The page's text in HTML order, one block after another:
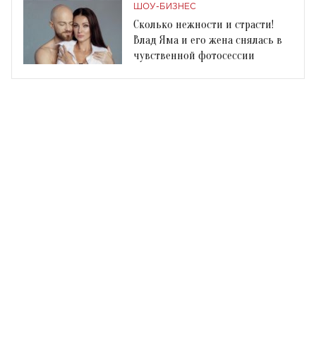
ШОУ-БИЗНЕС
Сколько нежности и страсти!
Влад Яма и его жена снялась в
чувственной фотосессии